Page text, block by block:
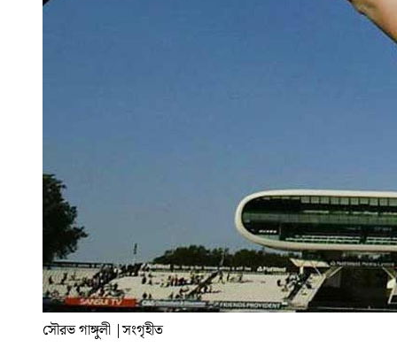
সৌরভ গাঙ্গুলী |সংগৃহীত